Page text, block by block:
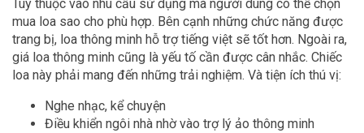
Tùy thuộc vào nhu cầu sử dụng mà người dùng có thể chọn
mua loa sao cho phù hợp. Bên cạnh những chức năng được
trang bị, loa thông minh hỗ trợ tiếng việt sẽ tốt hơn. Ngoài ra,
giá loa thông minh cũng là yếu tố cần được cân nhắc. Chiếc
loa này phải mang đến những trải nghiệm. Và tiện ích thú vị:
Nghe nhạc, kể chuyện
Điều khiển ngôi nhà nhờ vào trợ lý ảo thông minh